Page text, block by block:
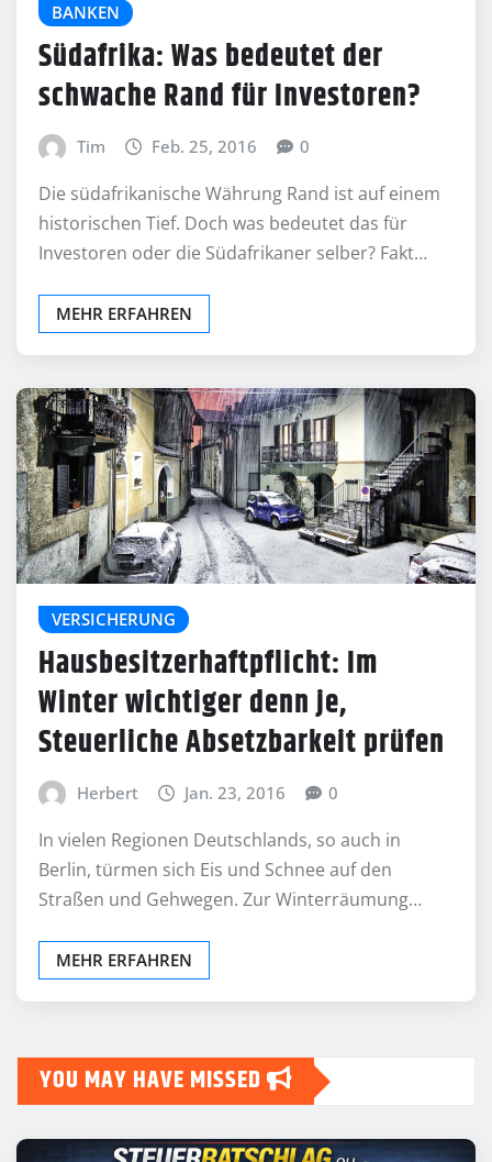
BANKEN
Südafrika: Was bedeutet der
schwache Rand für Investoren?
Tim Feb. 25, 2016 0
Die südafrikanische Währung Rand ist auf einem
historischen Tief. Doch was bedeutet das für
Investoren oder die Südafrikaner selber? Fakt…
MEHR ERFAHREN
VERSICHERUNG
Hausbesitzerhaftpflicht: Im
Winter wichtiger denn je,
Steuerliche Absetzbarkeit prüfen
Herbert Jan. 23, 2016 0
In vielen Regionen Deutschlands, so auch in
Berlin, türmen sich Eis und Schnee auf den
Straßen und Gehwegen. Zur Winterräumung…
MEHR ERFAHREN
YOU MAY HAVE MISSED